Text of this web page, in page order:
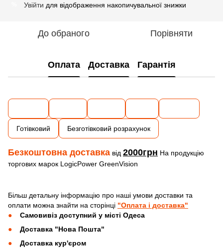
Увійти для відображення накопичувальної знижки
До обраного Порівняти
Оплата Доставка Гарантія
Готівковий Безготівковий розрахунок
Безкоштовна доставка від 2000грн На продукцію
торгових марок LogicPower GreenVision
Більш детальну інформацію про наші умови доставки та
оплати можна знайти на сторінці "Оплата і доставка"
Самовивіз доступний у місті Одеса
Доставка "Нова Пошта"
Доставка кур'єром